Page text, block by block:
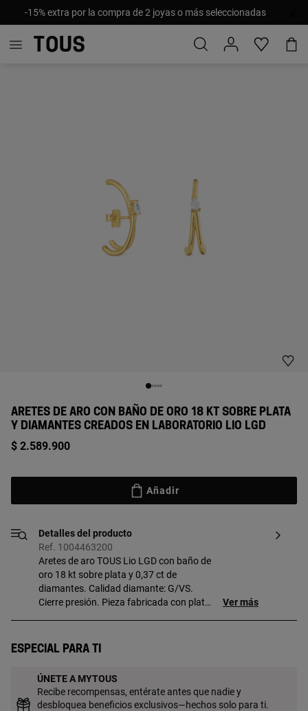
-15% extra por la compra de 2 joyas o más seleccionadas
ARETES DE ARO CON BAÑO DE ORO 18 KT SOBRE PLATA
Y DIAMANTES CREADOS EN LABORATORIO LIO LGD
$ 2.589.900
Añadir
Detalles del producto
Ref. 1004463200
Aretes de aro TOUS Lio LGD con baño de
oro 18 kt sobre plata y 0,37 ct de
diamantes. Calidad diamante: G/VS.
Cierre presión. Pieza fabricada con plata
garantiza una mayor durabilidad de la
creados en laboratorio.
Ver más
Especial para ti
ÚNETE A MYTOUS
Recibe recompensas, entérate antes que nadie y
desbloquea beneficios exclusivos—hechos solo para ti.